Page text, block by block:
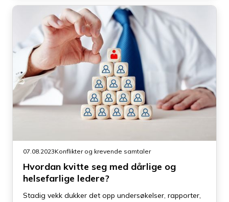
det er».«Si ting slik de er»...
07.08.2023Konflikter og krevende samtaler
Hvordan kvitte seg med dårlige og
helsefarlige ledere?
Stadig vekk dukker det opp undersøkelser, rapporter,